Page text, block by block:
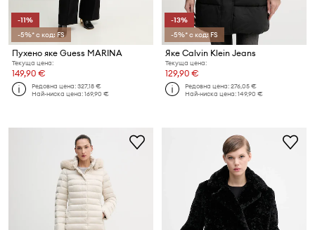
-11%
-5%* с код: FS
Пухено яке Guess MARINA
Текуща цена:
149,90 €
Редовна цена:327,18 €
Най-ниска цена:169,90 €
-13%
-5%* с код: FS
Яке Calvin Klein Jeans
Текуща цена:
129,90 €
Редовна цена:276,05 €
Най-ниска цена:149,90 €